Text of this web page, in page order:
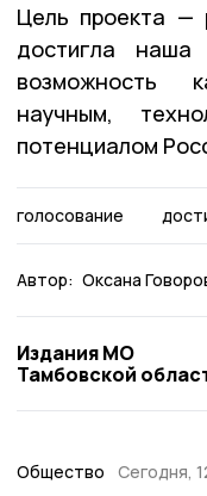
Цель проекта —
достигла
возможность
научным,
потенциалом
голосование
Автор: Оксана
Издания МО
Тамбовской
Общество Сегодня,